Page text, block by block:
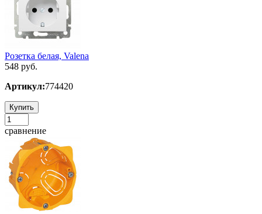
Розетка белая, Valena
548 руб.
Артикул:774420
Купить
сравнение